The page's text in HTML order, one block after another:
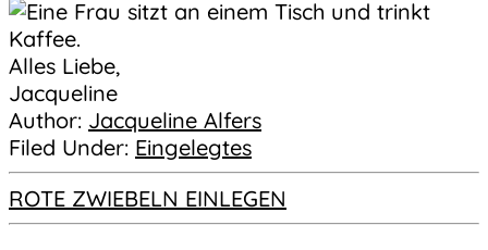
Alles Liebe,
Jacqueline
Author: Jacqueline Alfers
Filed Under: Eingelegtes
ROTE ZWIEBELN EINLEGEN